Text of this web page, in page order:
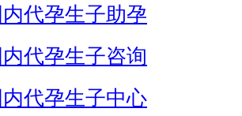
内代孕生子助孕
内代孕生子咨询
内代孕生子中心